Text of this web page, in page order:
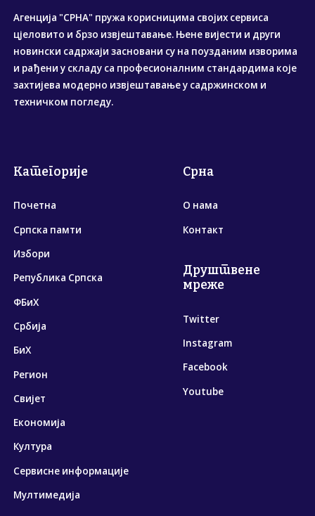
Агенција "СРНА" пружа корисницима својих сервиса
цјеловито и брзо извјештавање. Њене вијести и други
новински садржаји засновани су на поузданим изворима
и рађени у складу са професионалним стандардима које
захтијева модерно извјештавање у садржинском и
техничком погледу.
Категорије
Почетна
Српска памти
Избори
Република Српска
ФБиХ
Србија
БиХ
Регион
Свијет
Економија
Култура
Сервисне информације
Мултимедија
Срна
О нама
Контакт
Друштвене
мреже
Twitter
Instagram
Facebook
Youtube